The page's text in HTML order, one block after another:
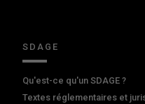
SDAGE
Qu'est-ce qu'un SDAGE ?
Textes réglementaires et